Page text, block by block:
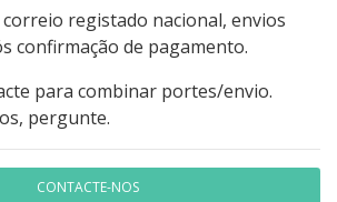
registado nacional, envios
confirmação de pagamento.
para combinar portes/envio.
pergunte.
CONTACTE-NOS